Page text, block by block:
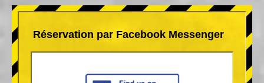
Réservation par Facebook Messenger